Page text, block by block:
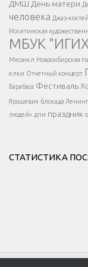
</
</
ДМШ День матери
человека Джаз-
Искитимская
МБУК
Мюзикл Новосибирская
елки Отчетный концерт
Барабаса Фестиваль
Ярошевич блокада
людей» дпи праздник
СТАТИСТИКА